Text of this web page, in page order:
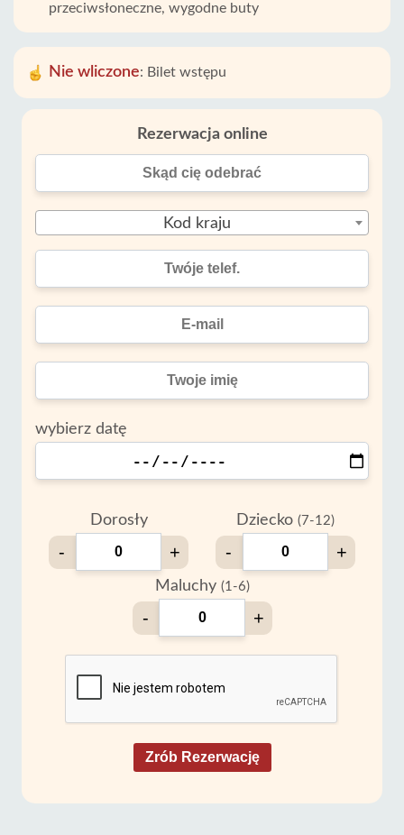
przeciwsłoneczne, wygodne buty
Nie wliczone: Bilet wstępu
Rezerwacja online
Kod kraju
wybierz datę
Dorosły
- +
Dziecko (7-12)
- +
Maluchy (1-6)
- +
Zrób Rezerwację